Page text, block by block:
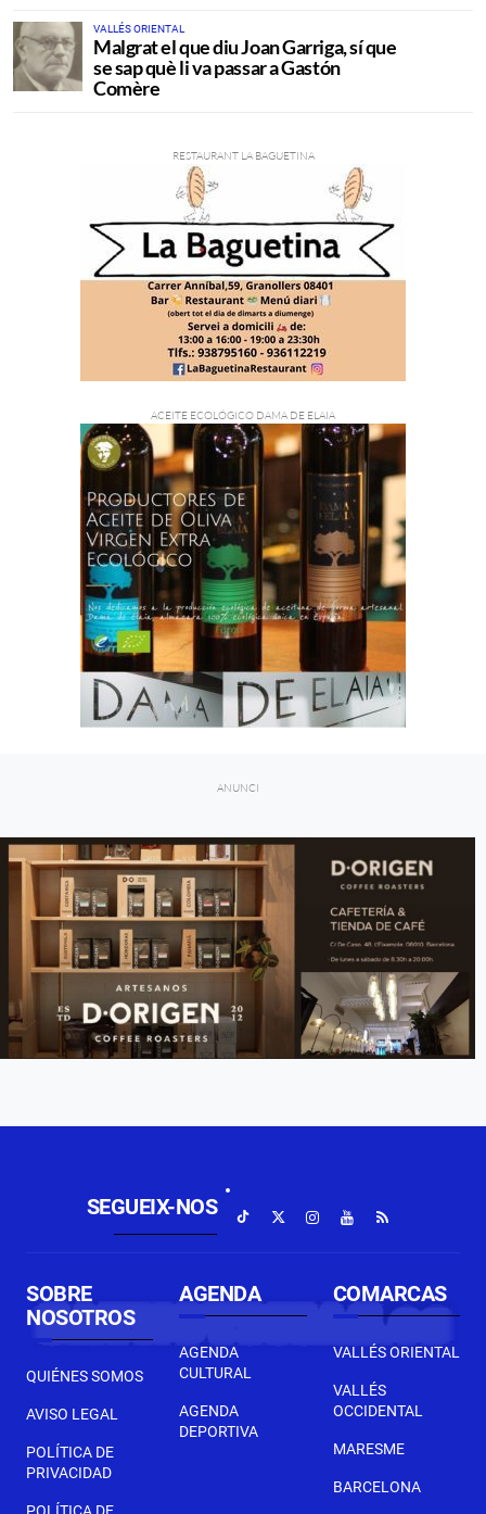
VALLÉS ORIENTAL
Malgrat el que diu Joan Garriga, sí que
se sap què li va passar a Gastón
Comère
SEGUEIX-NOS
SOBRE
NOSOTROS
QUIÉNES SOMOS
AVISO LEGAL
POLÍTICA DE
PRIVACIDAD
POLÍTICA DE
AGENDA
AGENDA
CULTURAL
AGENDA
DEPORTIVA
COMARCAS
VALLÉS ORIENTAL
VALLÉS
OCCIDENTAL
MARESME
BARCELONA